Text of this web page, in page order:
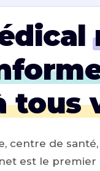
tous
centre de
est le